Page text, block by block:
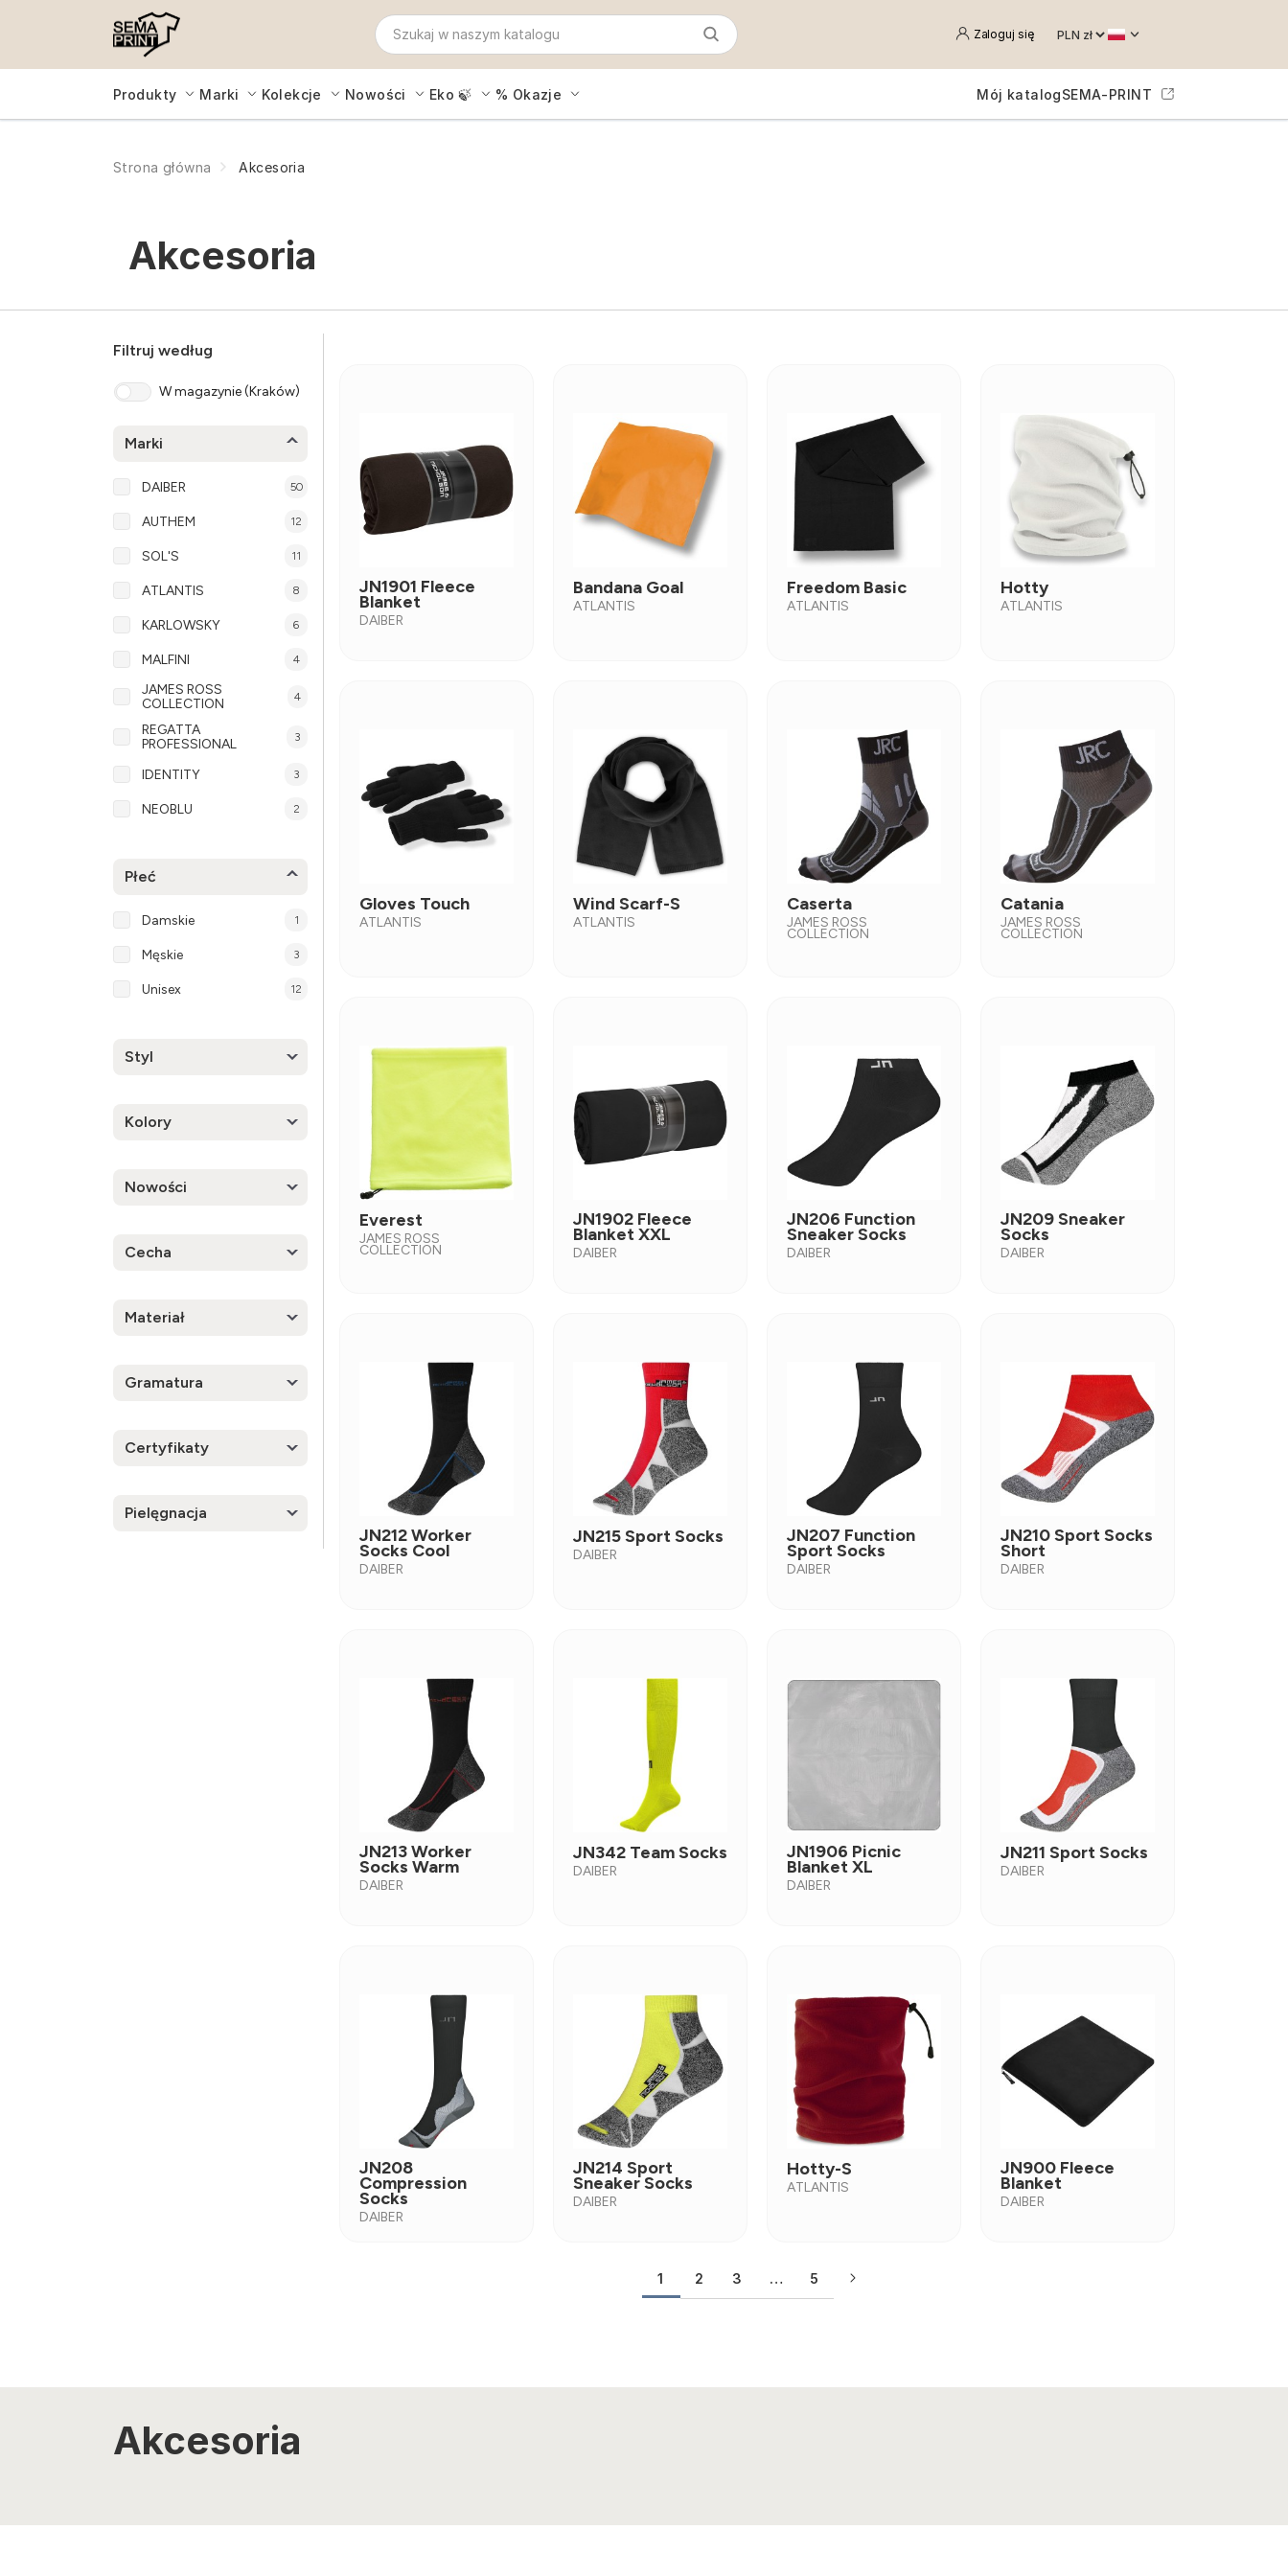
Zaloguj się
Produkty Marki Kolekcje Nowości Eko 🍃 % Okazje Mój katalogSEMA-PRINT
Strona główna Akcesoria
Akcesoria
Filtruj według
W magazynie (Kraków)
Marki
DAIBER 50
AUTHEM 12
SOL'S 11
ATLANTIS 8
KARLOWSKY 6
MALFINI 4
JAMES ROSS
COLLECTION
4
REGATTA
PROFESSIONAL
3
IDENTITY 3
NEOBLU 2
Płeć
Damskie 1
Męskie 3
Unisex 12
Styl
Kolory
Nowości
Cecha
Materiał
Gramatura
Certyfikaty
Pielęgnacja
JN1901 Fleece
Blanket
DAIBER
Bandana Goal
ATLANTIS
Freedom Basic
ATLANTIS
Hotty
ATLANTIS
Gloves Touch
ATLANTIS
Wind Scarf-S
ATLANTIS
Caserta
JAMES ROSS
COLLECTION
Catania
JAMES ROSS
COLLECTION
Everest
JAMES ROSS
COLLECTION
JN1902 Fleece
Blanket XXL
DAIBER
JN206 Function
Sneaker Socks
DAIBER
JN209 Sneaker
Socks
DAIBER
JN212 Worker
Socks Cool
DAIBER
JN215 Sport Socks
DAIBER
JN207 Function
Sport Socks
DAIBER
JN210 Sport Socks
Short
DAIBER
JN213 Worker
Socks Warm
DAIBER
JN342 Team Socks
DAIBER
JN1906 Picnic
Blanket XL
DAIBER
JN211 Sport Socks
DAIBER
JN208
Compression
Socks
DAIBER
JN214 Sport
Sneaker Socks
DAIBER
Hotty-S
ATLANTIS
JN900 Fleece
Blanket
DAIBER
1 2 3 … 5
Akcesoria